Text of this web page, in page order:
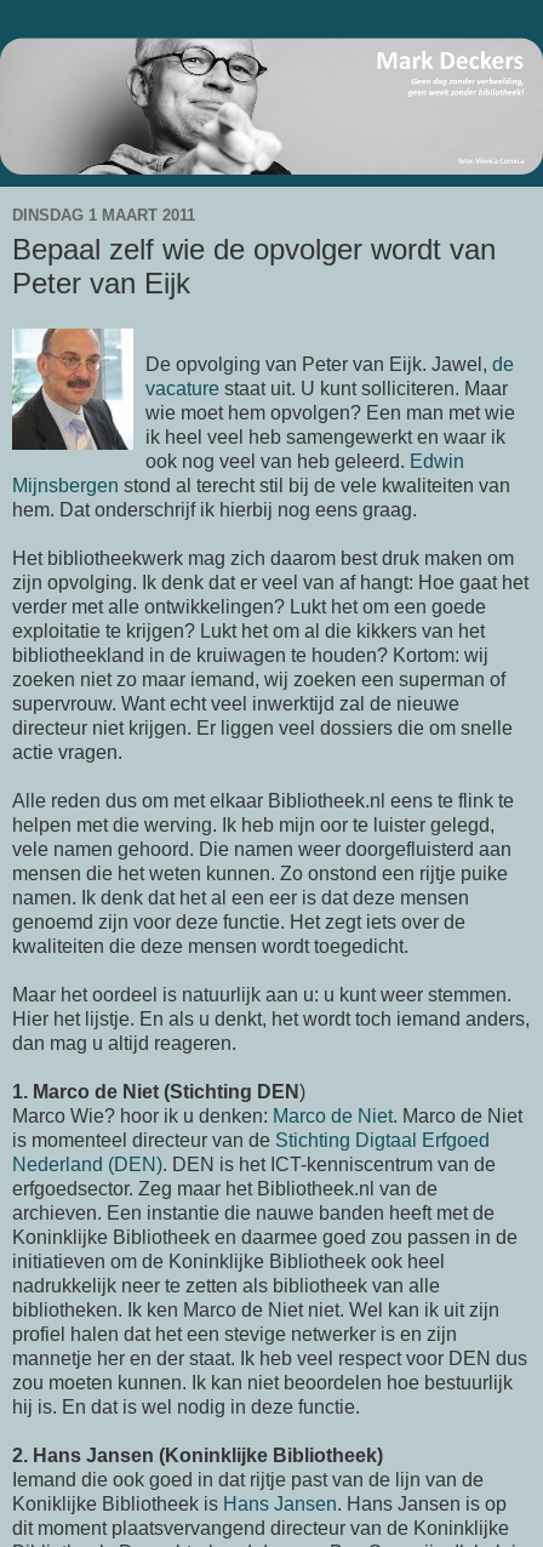
DINSDAG 1 MAART 2011
Bepaal zelf wie de opvolger wordt van
Peter van Eijk
De opvolging van Peter van Eijk. Jawel, de
vacature staat uit. U kunt solliciteren. Maar
wie moet hem opvolgen? Een man met wie
ik heel veel heb samengewerkt en waar ik
ook nog veel van heb geleerd. Edwin
Mijnsbergen stond al terecht stil bij de vele kwaliteiten van
hem. Dat onderschrijf ik hierbij nog eens graag.
Het bibliotheekwerk mag zich daarom best druk maken om
zijn opvolging. Ik denk dat er veel van af hangt: Hoe gaat het
verder met alle ontwikkelingen? Lukt het om een goede
exploitatie te krijgen? Lukt het om al die kikkers van het
bibliotheekland in de kruiwagen te houden? Kortom: wij
zoeken niet zo maar iemand, wij zoeken een superman of
supervrouw. Want echt veel inwerktijd zal de nieuwe
directeur niet krijgen. Er liggen veel dossiers die om snelle
actie vragen.
Alle reden dus om met elkaar Bibliotheek.nl eens te flink te
helpen met die werving. Ik heb mijn oor te luister gelegd,
vele namen gehoord. Die namen weer doorgefluisterd aan
mensen die het weten kunnen. Zo onstond een rijtje puike
namen. Ik denk dat het al een eer is dat deze mensen
genoemd zijn voor deze functie. Het zegt iets over de
kwaliteiten die deze mensen wordt toegedicht.
Maar het oordeel is natuurlijk aan u: u kunt weer stemmen.
Hier het lijstje. En als u denkt, het wordt toch iemand anders,
dan mag u altijd reageren.
1. Marco de Niet (Stichting DEN)
Marco Wie? hoor ik u denken: Marco de Niet. Marco de Niet
is momenteel directeur van de Stichting Digtaal Erfgoed
Nederland (DEN). DEN is het ICT-kenniscentrum van de
erfgoedsector. Zeg maar het Bibliotheek.nl van de
archieven. Een instantie die nauwe banden heeft met de
Koninklijke Bibliotheek en daarmee goed zou passen in de
initiatieven om de Koninklijke Bibliotheek ook heel
nadrukkelijk neer te zetten als bibliotheek van alle
bibliotheken. Ik ken Marco de Niet niet. Wel kan ik uit zijn
profiel halen dat het een stevige netwerker is en zijn
mannetje her en der staat. Ik heb veel respect voor DEN dus
zou moeten kunnen. Ik kan niet beoordelen hoe bestuurlijk
hij is. En dat is wel nodig in deze functie.
2. Hans Jansen (Koninklijke Bibliotheek)
Iemand die ook goed in dat rijtje past van de lijn van de
Koniklijke Bibliotheek is Hans Jansen. Hans Jansen is op
dit moment plaatsvervangend directeur van de Koninklijke